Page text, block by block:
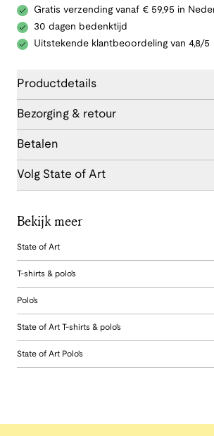
Gratis verzending vanaf € 59,95 in
30 dagen bedenktijd
Uitstekende klantbeoordeling van 4,8/5
Productdetails
Bezorging & retour
Betalen
Volg State of Art
Bekijk meer
State of Art
T-shirts & polo's
Polo's
State of Art T-shirts & polo's
State of Art Polo's